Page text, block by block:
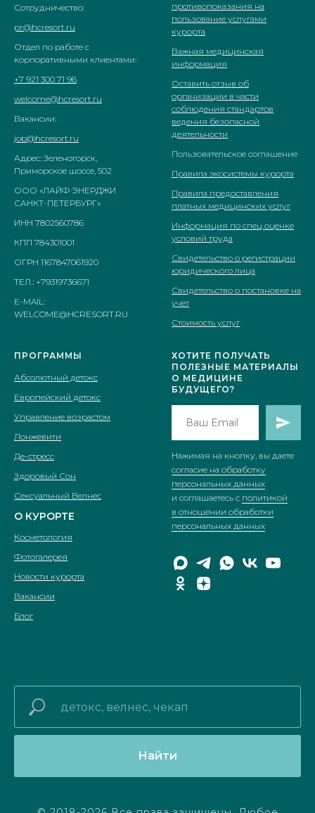
Сотрудничество:
pr@hcresort.ru
Отдел по работе с
корпоративными клиентами:
+7 921 300 71 96
welcome@hcresort.ru
Вакансии:
job@hcresort.ru
Адрес: Зеленогорск,
Приморское шоссе, 502
ООО «ЛАЙФ ЭНЕРДЖИ
САНКТ-ПЕТЕРБУРГ»
ИНН 7802560786
КПП 784301001
ОГРН 1167847061920
ТЕЛ.: +79319736671
E-MAIL:
WELCOME@HCRESORT.RU
противопоказания на
пользование услугами
курорта
Важная медицинская
информация
Оставить отзыв об
организации в части
соблюдения стандартов
ведения безопасной
деятельности
Пользовательское соглашение
Правила экосистемы курорта
Правила предоставления
платных медицинских услуг
Информация по спец оценке
условий труда
Свидетельство о регистрации
юридического лица
Свидетельство о постановке на
учет
Стоимость услуг
ПРОГРАММЫ
Абсолютный детокс
Европейский детокс
Управление возрастом
Лонжевити
Де-стресс
Здоровый Сон
Сексуальный Велнес
О КУРОРТЕ
Косметология
Фотогалерея
Новости курорта
Вакансии
Блог
ХОТИТЕ ПОЛУЧАТЬ
ПОЛЕЗНЫЕ МАТЕРИАЛЫ
О МЕДИЦИНE
БУДУЩЕГО?
Нажимая на кнопку, вы даете
согласие на обработку
персональных данных
и соглашаетесь c политикой
в отношении обработки
персональных данных
Найти